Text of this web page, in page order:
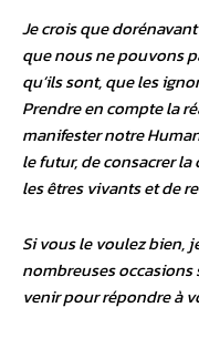
Je crois que
que nous ne pouvons
qu’ils sont, que les
Prendre en compte la
manifester notre
le futur, de consacrer
les êtres vivants et de
Si vous le voulez bien,
nombreuses occasions
venir pour répondre à